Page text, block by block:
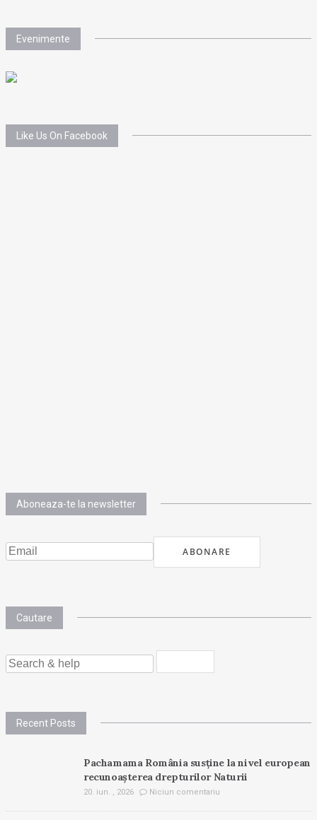
Evenimente
Like Us On Facebook
Aboneaza-te la newsletter
Cautare
SEARCH
FOR:
Recent Posts
Pachamama România susține la nivel european
recunoașterea drepturilor Naturii
20. iun. , 2026 Niciun comentariu